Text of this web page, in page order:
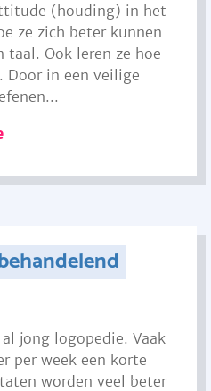
(houding) in het
ze zich beter kunnen
taal. Ook leren ze hoe
Door in een veilige
jong logopedie. Vaak
per week een korte
worden veel beter